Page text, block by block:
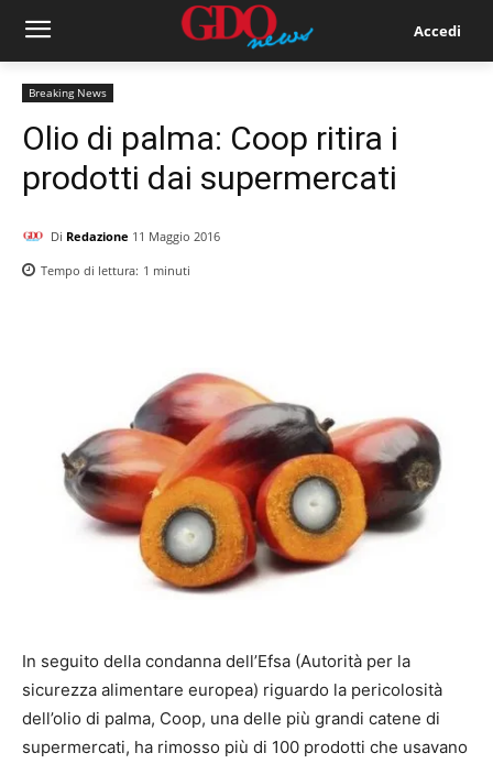
Accedi
Breaking News
Olio di palma: Coop ritira i
prodotti dai supermercati
Di Redazione 11 Maggio 2016
Tempo di lettura: 1 minuti
In seguito della condanna dell’Efsa (Autorità per la
sicurezza alimentare europea) riguardo la pericolosità
dell’olio di palma, Coop, una delle più grandi catene di
supermercati, ha rimosso più di 100 prodotti che usavano